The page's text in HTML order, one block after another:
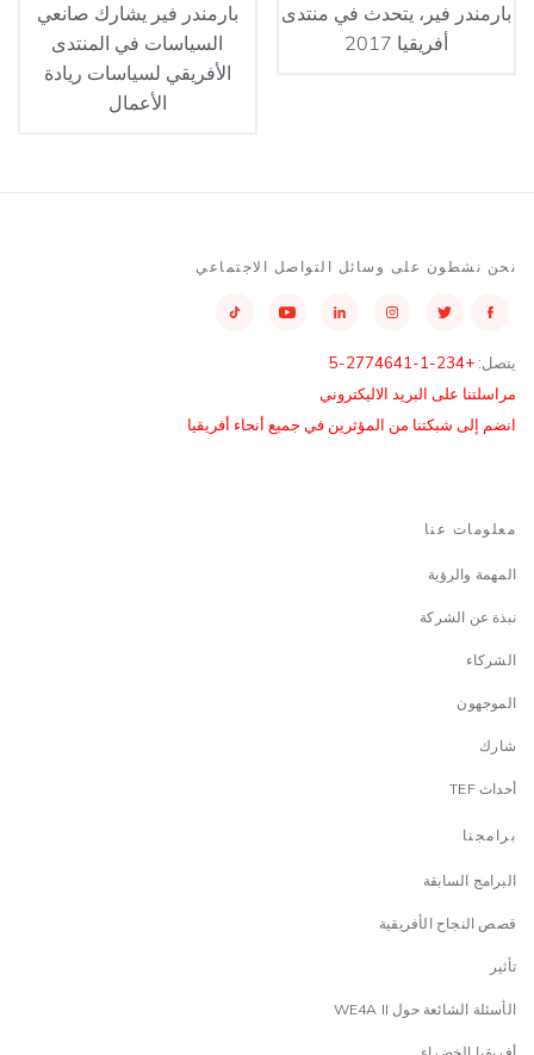
بارمندر فير يشارك صانعي
السياسات في المنتدى
الأفريقي لسياسات ريادة
الأعمال
بارمندر فير، يتحدث في منتدى
أفريقيا 2017
نحن نشطون على وسائل التواصل الاجتماعي
يتصل: +234-1-2774641-5
مراسلتنا على البريد الاليكتروني
انضم إلى شبكتنا من المؤثرين في جميع أنحاء أفريقيا
معلومات عنا
المهمة والرؤية
نبذة عن الشركة
الشركاء
الموجهون
شارك
أحداث TEF
برامجنا
البرامج السابقة
قصص النجاح الأفريقية
تأثير
الأسئلة الشائعة حول WE4A II